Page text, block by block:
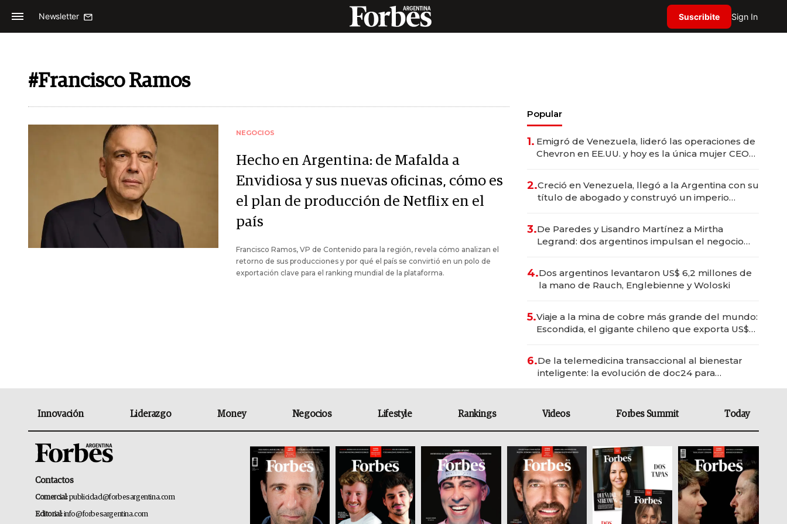
Newsletter Suscribite Sign In
#Francisco Ramos
NEGOCIOS
Hecho en Argentina: de Mafalda a
Envidiosa y sus nuevas oficinas, cómo es
el plan de producción de Netflix en el
país
Francisco Ramos, VP de Contenido para la región, revela cómo analizan el
retorno de sus producciones y por qué el país se convirtió en un polo de
exportación clave para el ranking mundial de la plataforma.
Popular
1. Emigró de Venezuela, lideró las operaciones de
Chevron en EE.UU. y hoy es la única mujer CEO
2.Creció en Venezuela, llegó a la Argentina con su
título de abogado y construyó un imperio
3.De Paredes y Lisandro Martínez a Mirtha
Legrand: dos argentinos impulsan el negocio
4.Dos argentinos levantaron US$ 6,2 millones de
la mano de Rauch, Englebienne y Woloski
5.Viaje a la mina de cobre más grande del mundo:
Escondida, el gigante chileno que exporta US$
6.De la telemedicina transaccional al bienestar
inteligente: la evolución de doc24 para
Innovación Liderazgo Money Negocios Lifestyle Rankings Videos Forbes Summit Today
Contactos
Comercial:publicidad@forbesargentina.com
Editorial:info@forbesargentina.com